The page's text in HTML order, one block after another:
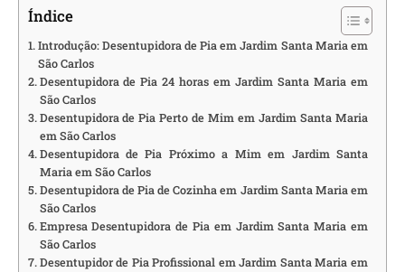
Índice
Introdução: Desentupidora de Pia em Jardim Santa Maria em
São Carlos
Desentupidora de Pia 24 horas em Jardim Santa Maria em
São Carlos
Desentupidora de Pia Perto de Mim em Jardim Santa Maria
em São Carlos
Desentupidora de Pia Próximo a Mim em Jardim Santa
Maria em São Carlos
Desentupidora de Pia de Cozinha em Jardim Santa Maria em
São Carlos
Empresa Desentupidora de Pia em Jardim Santa Maria em
São Carlos
Desentupidor de Pia Profissional em Jardim Santa Maria em